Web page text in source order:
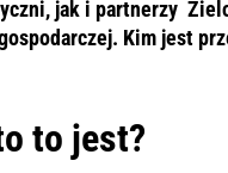
jak i partnerzy
Kim jest
to jest?